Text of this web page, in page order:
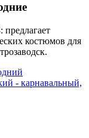
костюмов для